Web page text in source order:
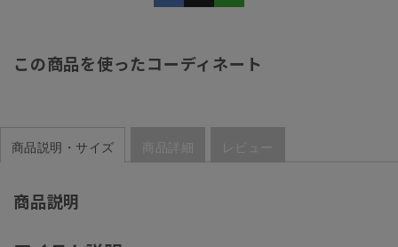
この商品を使ったコーディネート
商品説明・サイズ 商品詳細 レビュー
商品説明